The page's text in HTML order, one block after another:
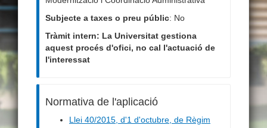
Subjecte a taxes o preu públic: No
Tràmit intern: La Universitat gestiona
aquest procés d'ofici, no cal l'actuació de
l'interessat
Normativa de l'aplicació
Llei 40/2015, d'1 d'octubre, de Règim